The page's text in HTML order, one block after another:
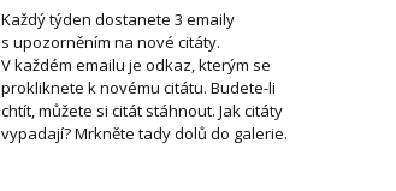
Každý týden dostanete 3 emaily
s upozorněním na nové citáty.
V každém emailu je odkaz, kterým se
prokliknete k novému citátu. Budete-li
chtít, můžete si citát stáhnout. Jak citáty
vypadají? Mrkněte tady dolů do galerie.